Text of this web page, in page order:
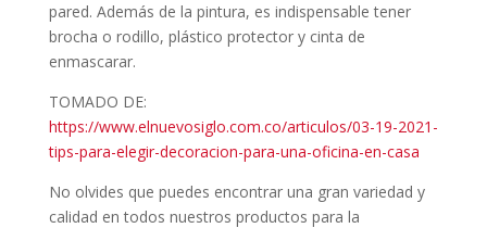
pared. Además de la pintura, es indispensable tener
brocha o rodillo, plástico protector y cinta de
enmascarar.
TOMADO DE:
https://www.elnuevosiglo.com.co/articulos/03-19-2021-
tips-para-elegir-decoracion-para-una-oficina-en-casa
No olvides que puedes encontrar una gran variedad y
calidad en todos nuestros productos para la